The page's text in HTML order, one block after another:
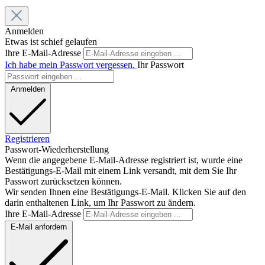
Anmelden
Etwas ist schief gelaufen
Ihre E-Mail-Adresse
Ich habe mein Passwort vergessen. Ihr Passwort
Anmelden
Registrieren
Passwort-Wiederherstellung
Wenn die angegebene E-Mail-Adresse registriert ist, wurde eine
Bestätigungs-E-Mail mit einem Link versandt, mit dem Sie Ihr
Passwort zurücksetzen können.
Wir senden Ihnen eine Bestätigungs-E-Mail. Klicken Sie auf den
darin enthaltenen Link, um Ihr Passwort zu ändern.
Ihre E-Mail-Adresse
E-Mail anfordern